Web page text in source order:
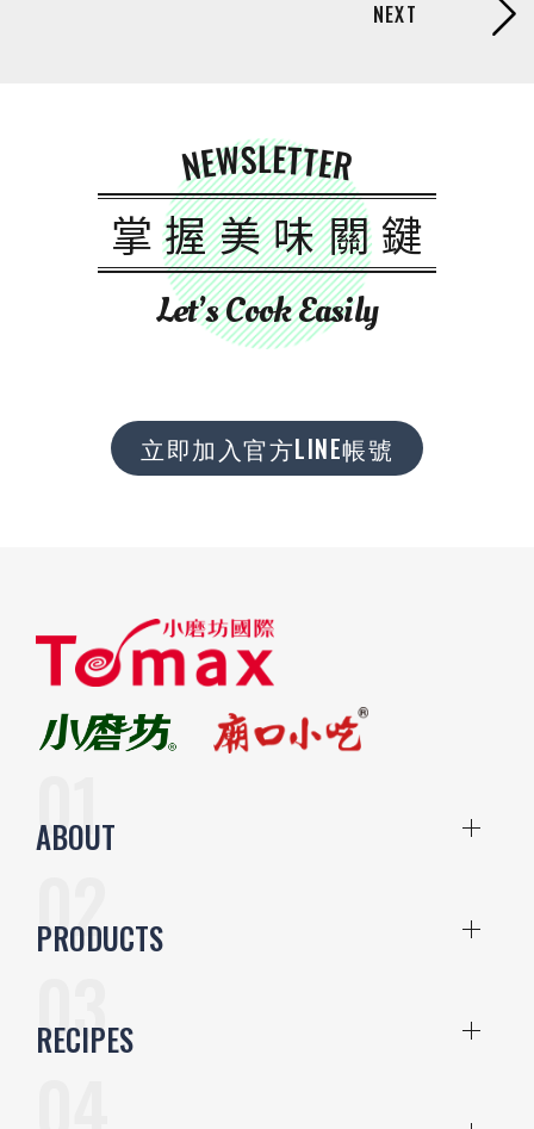
NEWSLETTER
掌握美味關鍵
Let’s Cook Easily
立即加入官方LINE帳號
ABOUT
PRODUCTS
RECIPES